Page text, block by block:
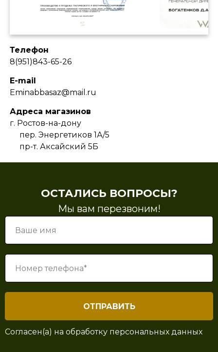
Телефон
8(951)843-65-26
E-mail
Eminabbasaz@mail.ru
Адреса магазинов
г. Ростов-на-дону
пер. Энергетиков 1А/5
пр-т. Аксайский 5Б
ОСТАЛИСЬ ВОПРОСЫ?
Мы вам перезвоним!
ОТПРАВИТЬ
Согласен(а) на обработку персональных данных